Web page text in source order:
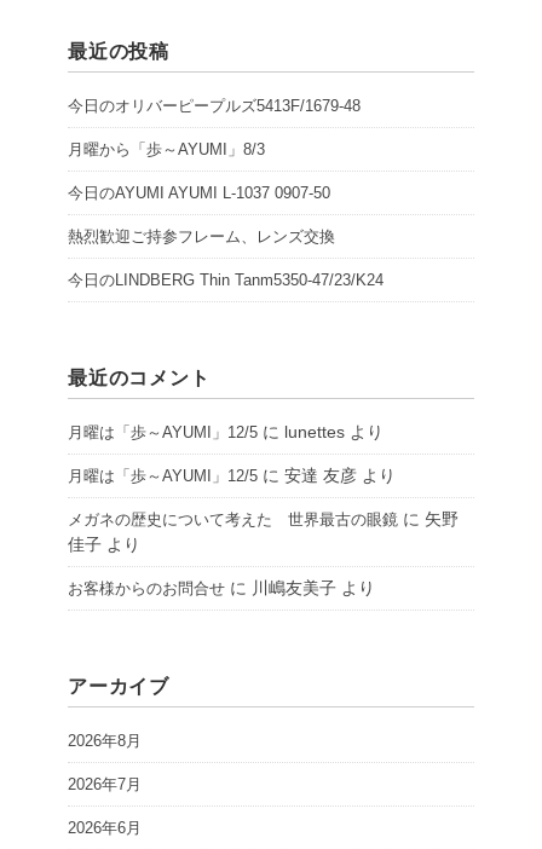
最近の投稿
今日のオリバーピープルズ5413F/1679-48
月曜から「歩～AYUMI」8/3
今日のAYUMI AYUMI L-1037 0907-50
熱烈歓迎ご持参フレーム、レンズ交換
今日のLINDBERG Thin Tanm5350-47/23/K24
最近のコメント
月曜は「歩～AYUMI」12/5 に lunettes より
月曜は「歩～AYUMI」12/5 に 安達 友彦 より
メガネの歴史について考えた 世界最古の眼鏡 に 矢野
佳子 より
お客様からのお問合せ に 川嶋友美子 より
アーカイブ
2026年8月
2026年7月
2026年6月